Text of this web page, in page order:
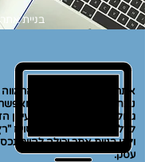
בניית
אתר אינטרנט הוא חלון
נוכחות מרשימה ברשת
גדול גם עבור עסק קטן. בעידן
לדלות פרטים על עסק מסוים
ולכן בניית אתר יכולה להיות נכס
עסק.